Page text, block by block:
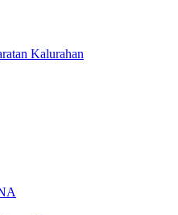
Kalurahan